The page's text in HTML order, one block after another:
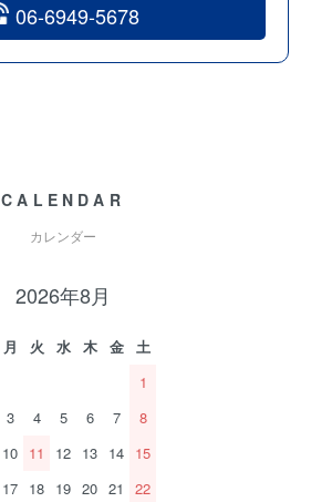
06-6949-5678
CALENDAR
カレンダー
2026年8月
月 火 水 木 金
土
1
3 4 5 6 7
8
10 11 12 13 14 15
17 18 19 20 21
22